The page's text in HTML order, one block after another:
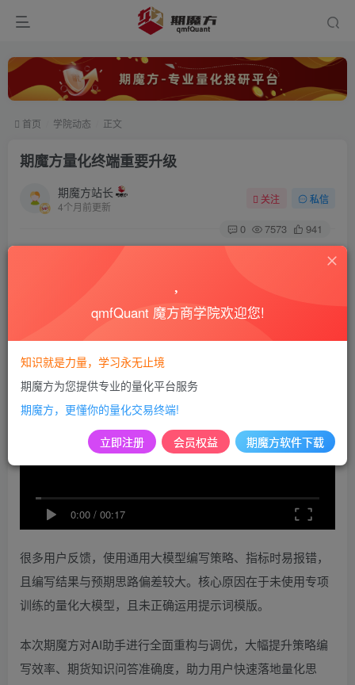
首页 学院动态 正文
期魔方量化终端重要升级
期魔方站长
4个月前更新
关注 私信
0 7573 941
一、AI助手「魔方智脑」重新发布
0:00 / 00:17
很多用户反馈，使用通用大模型编写策略、指标时易报错，
且编写结果与预期思路偏差较大。核心原因在于未使用专项
训练的量化大模型，且未正确运用提示词模版。
本次期魔方对AI助手进行全面重构与调优，大幅提升策略编
写效率、期货知识问答准确度，助力用户快速落地量化思
qmfQuant 魔方商学院欢迎您!
知识就是力量，学习永无止境
期魔方为您提供专业的量化平台服务
期魔方，更懂你的量化交易终端!
立即注册 会员权益 期魔方软件下载